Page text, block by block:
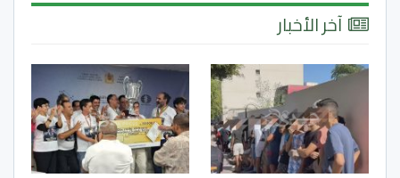
آخر الأخبار